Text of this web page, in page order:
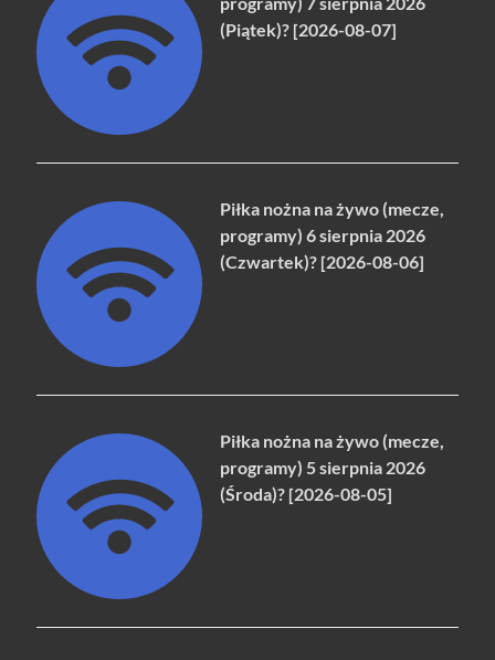
(Piątek)? [2026-08-07]
Piłka nożna na żywo (mecze,
programy) 6 sierpnia 2026
(Czwartek)? [2026-08-06]
Piłka nożna na żywo (mecze,
programy) 5 sierpnia 2026
(Środa)? [2026-08-05]